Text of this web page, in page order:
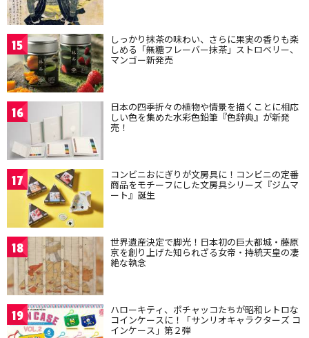
15 しっかり抹茶の味わい、さらに果実の香りも楽
しめる「無糖フレーバー抹茶」ストロベリー、
マンゴー新発売
16 日本の四季折々の植物や情景を描くことに相応
しい色を集めた水彩色鉛筆『色辞典』が新発
売！
17 コンビニおにぎりが文房具に！コンビニの定番
商品をモチーフにした文房具シリーズ『ジムマ
ート』誕生
18 世界遺産決定で脚光！日本初の巨大都城・藤原
京を創り上げた知られざる女帝・持統天皇の凄
絶な執念
19 ハローキティ、ポチャッコたちが昭和レトロな
コインケースに！「サンリオキャラクターズ コ
インケース」第２弾